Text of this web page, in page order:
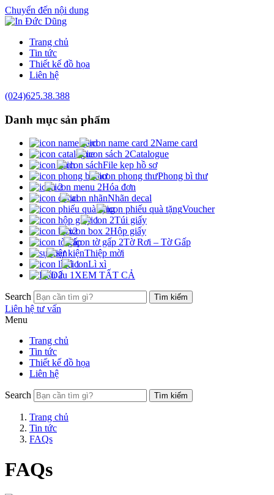
Chuyển đến nội dung
Trang chủ
Tin tức
Thiết kế đồ họa
Liên hệ
(024)625.38.388
Danh mục sản phẩm
Name card
Catalogue
File kẹp hồ sơ
Phong bì thư
Hóa đơn
Nhãn decal
Voucher
Túi giấy
Hộp giấy
Tờ Rơi – Tờ Gấp
Thiệp mời
Lì xì
XEM TẤT CẢ
Search
Liên hệ tư vấn
Menu
Trang chủ
Tin tức
Thiết kế đồ họa
Liên hệ
Search
Trang chủ
Tin tức
FAQs
FAQs